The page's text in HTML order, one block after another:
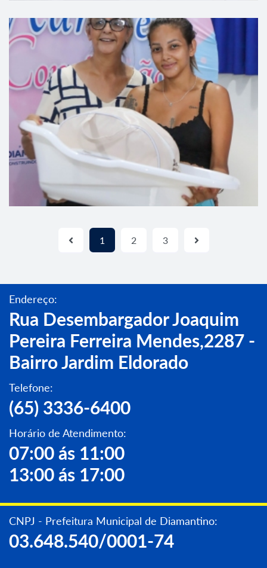
1 2 3
Endereço:
Rua Desembargador Joaquim
Pereira Ferreira Mendes,2287 -
Bairro Jardim Eldorado
Telefone:
(65) 3336-6400
Horário de Atendimento:
07:00 ás 11:00
13:00 ás 17:00
CNPJ - Prefeitura Municipal de Diamantino:
03.648.540/0001-74